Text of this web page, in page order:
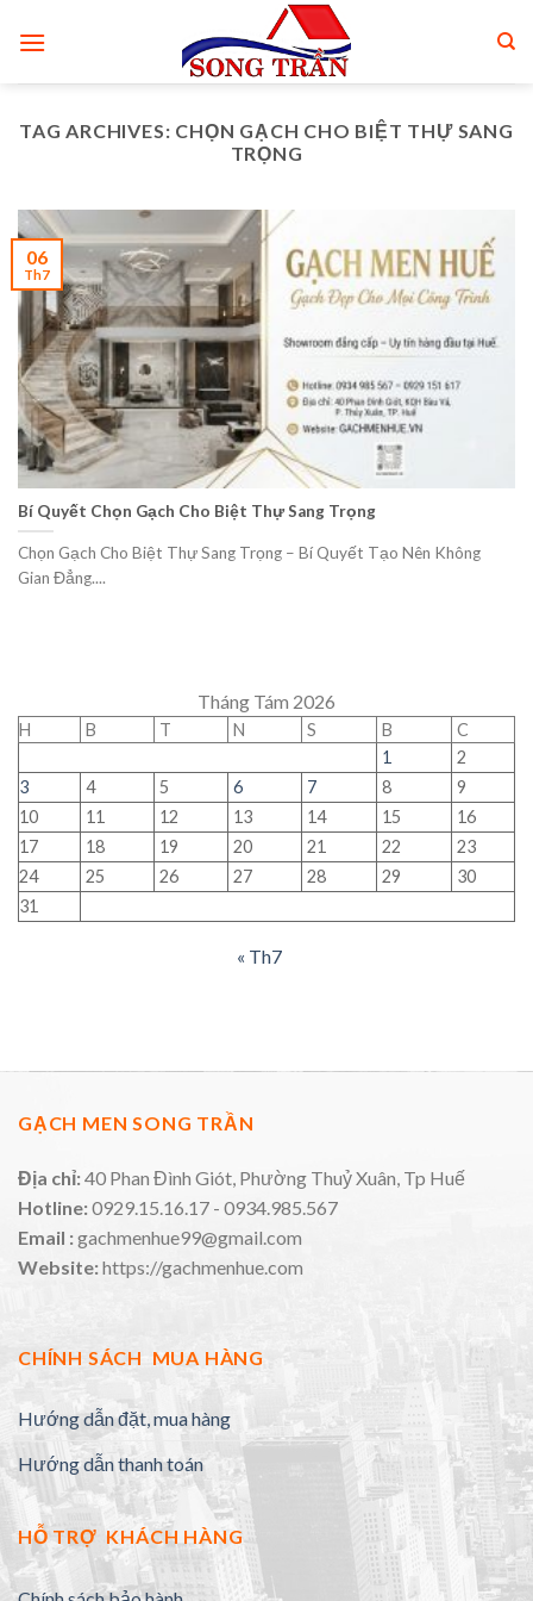
TAG ARCHIVES: CHỌN GẠCH CHO BIỆT THỰ SANG
TRỌNG
Bí Quyết Chọn Gạch Cho Biệt Thự Sang Trọng
Chọn Gạch Cho Biệt Thự Sang Trọng – Bí Quyết Tạo Nên Không
Gian Đẳng....
06
Th7
Tháng Tám 2026
H B T N S B
C
1
2
3
4 5 6 7 8
9
10
11 12 13 14 15
16
17
18 19 20 21 22
23
24
25 26 27 28 29
30
31
« Th7
GẠCH MEN SONG TRẦN
Địa chỉ:40 Phan Đình Giót, Phường Thuỷ Xuân, Tp Huế
Hotline:0929.15.16.17 - 0934.985.567
Email :gachmenhue99@gmail.com
Website:https://gachmenhue.com
CHÍNH SÁCH MUA HÀNG
Hướng dẫn đặt, mua hàng
Hướng dẫn thanh toán
HỖ TRỢ KHÁCH HÀNG